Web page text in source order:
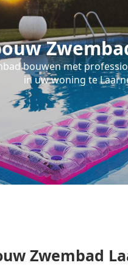
bouwen met
in uw woning te
Zwembad